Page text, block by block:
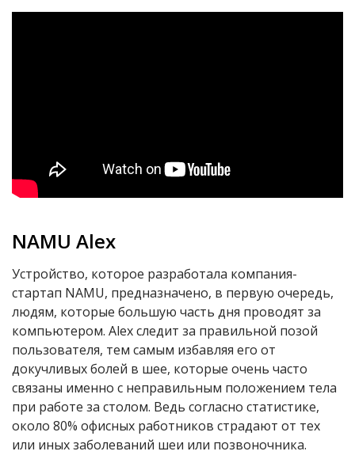
NAMU Alex
Устройство, которое разработала компания-
стартап NAMU, предназначено, в первую очередь,
людям, которые большую часть дня проводят за
компьютером. Alex следит за правильной позой
пользователя, тем самым избавляя его от
докучливых болей в шее, которые очень часто
связаны именно с неправильным положением тела
при работе за столом. Ведь согласно статистике,
около 80% офисных работников страдают от тех
или иных заболеваний шеи или позвоночника.